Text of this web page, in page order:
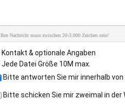
Ihre Nachricht muss zwischen 20-3.000 Zeichen sein!
Kontakt & optionale Angaben
Jede Datei Größe 10M max.
Bitte antworten Sie mir innerhalb von
Bitte schicken Sie mir zweimal in